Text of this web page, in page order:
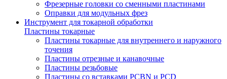
Фрезерные головки со сменными пластинами
Оправки для модульных фрез
Инструмент для токарной обработки
Пластины токарные
Пластины токарные для внутреннего и наружного
точения
Пластины отрезные и канавочные
Пластины резьбовые
Пластины со вставками PCBN и PCD